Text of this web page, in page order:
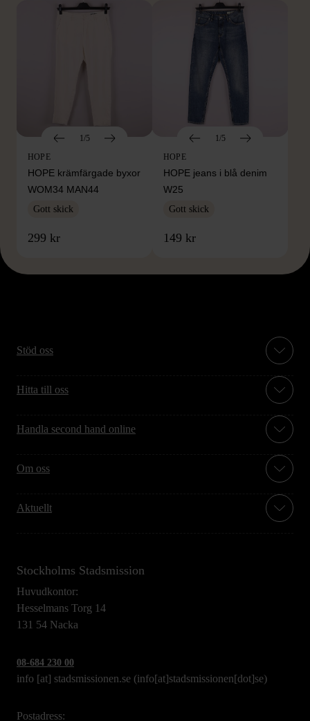
1/5
HOPE
HOPE krämfärgade byxor
WOM34 MAN44
Gott skick
299 kr
1/5
HOPE
HOPE jeans i blå denim
W25
Gott skick
149 kr
Stöd oss
Hitta till oss
Handla second hand online
Om oss
Aktuellt
Stockholms Stadsmission
Huvudkontor:
Hesselmans Torg 14
131 54 Nacka
08-684 230 00
info [at] stadsmissionen.se (info[at]stadsmissionen[dot]se)
Postadress: